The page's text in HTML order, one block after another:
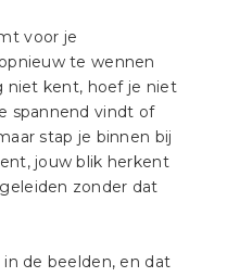
voor je
te wennen
niet kent, hoef je niet
spannend vindt of
stap je binnen bij
jouw blik herkent
zonder dat
de beelden, en dat